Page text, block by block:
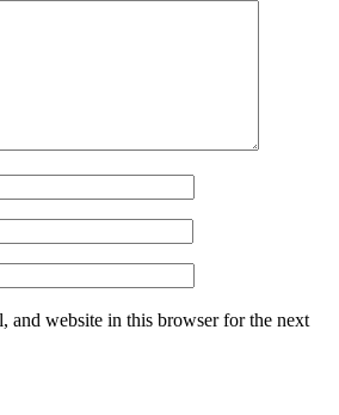
and website in this browser for the next